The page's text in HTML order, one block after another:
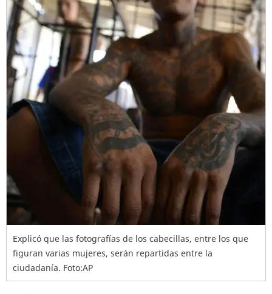
Explicó que las fotografías de los cabecillas, entre los que
figuran varias mujeres, serán repartidas entre la
ciudadanía. Foto:AP